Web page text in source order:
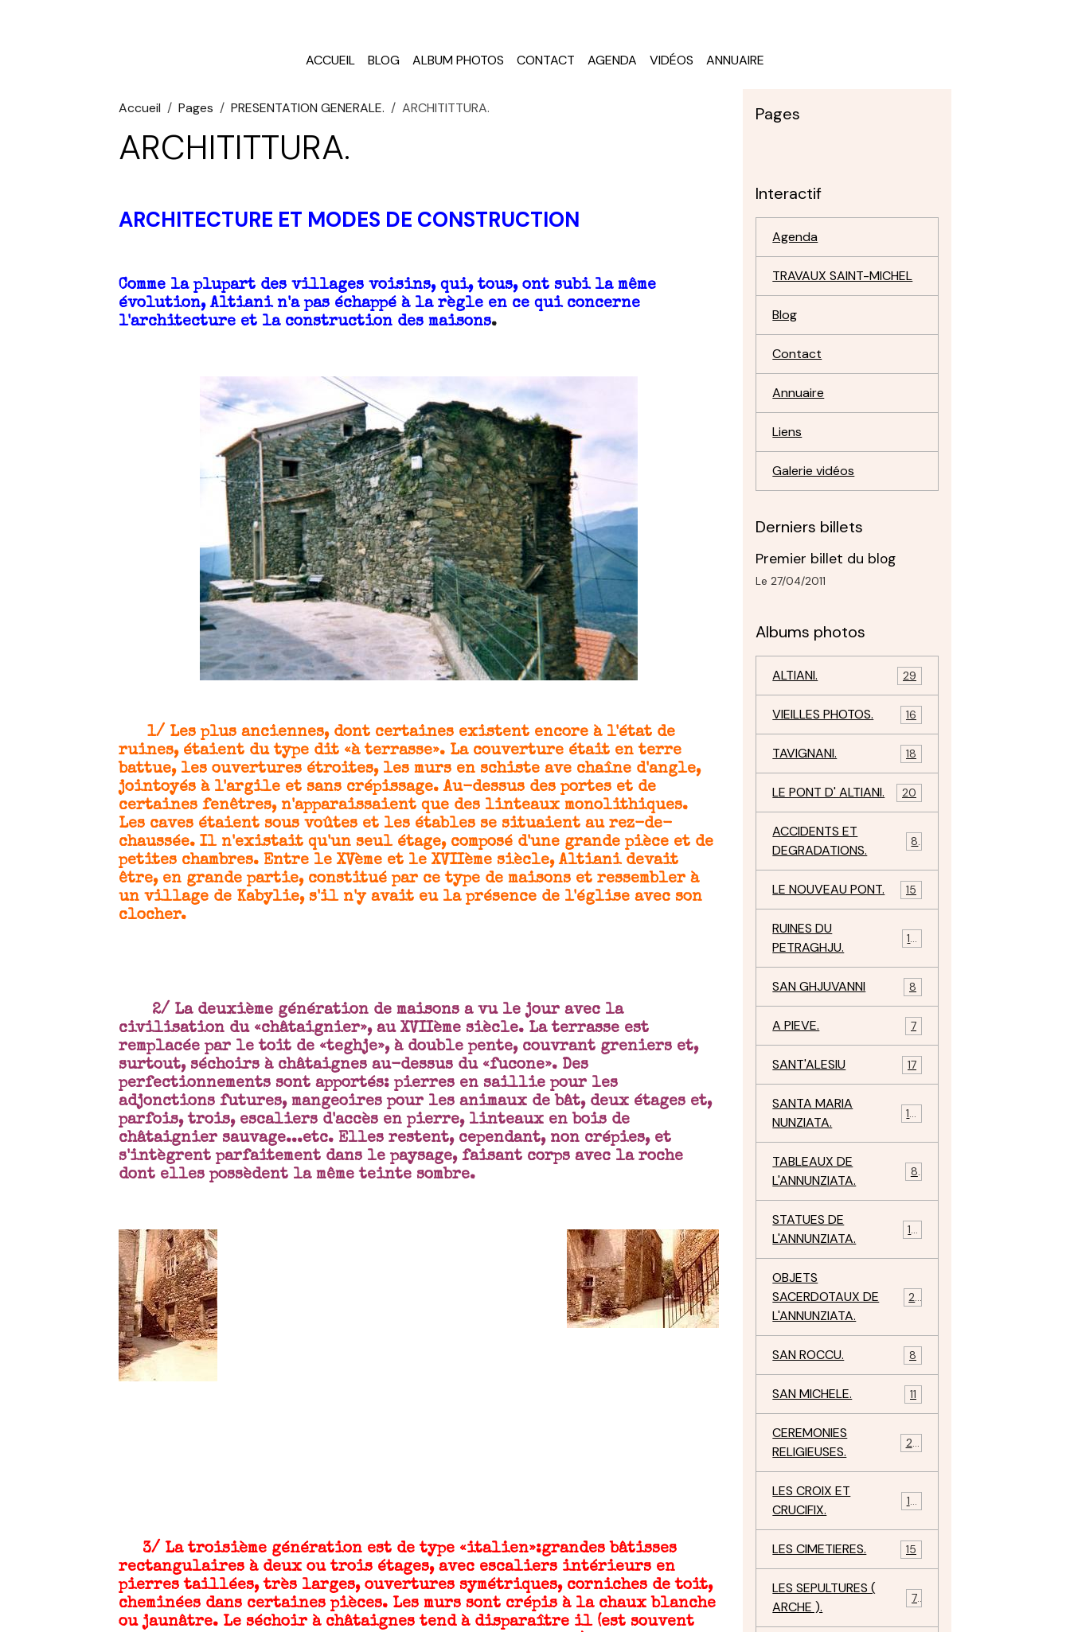
ACCUEIL BLOG ALBUM PHOTOS CONTACT AGENDA VIDÉOS ANNUAIRE
Accueil Pages PRESENTATION GENERALE. ARCHITITTURA.
ARCHITITTURA.
ARCHITECTURE ET MODES DE CONSTRUCTION
Comme la plupart des villages voisins, qui, tous, ont subi la même
évolution, Altiani n'a pas échappé à la règle en ce qui concerne
l'architecture et la construction des maisons.
1/ Les plus anciennes, dont certaines existent encore à l'état de
ruines, étaient du type dit «à terrasse». La couverture était en terre
battue, les ouvertures étroites, les murs en schiste ave chaîne d'angle,
jointoyés à l'argile et sans crépissage. Au-dessus des portes et de
certaines fenêtres, n'apparaissaient que des linteaux monolithiques.
Les caves étaient sous voûtes et les étables se situaient au rez-de-
chaussée. Il n'existait qu'un seul étage, composé d'une grande pièce et de
petites chambres. Entre le XVème et le XVIIème siècle, Altiani devait
être, en grande partie, constitué par ce type de maisons et ressembler à
un village de Kabylie, s'il n'y avait eu la présence de l'église avec son
clocher.
2/ La deuxième génération de maisons a vu le jour avec la
civilisation du «châtaignier», au XVIIème siècle. La terrasse est
remplacée par le toit de «teghje», à double pente, couvrant greniers et,
surtout, séchoirs à châtaignes au-dessus du «fucone». Des
perfectionnements sont apportés: pierres en saillie pour les
adjonctions futures, mangeoires pour les animaux de bât, deux étages et,
parfois, trois, escaliers d'accès en pierre, linteaux en bois de
châtaignier sauvage...etc. Elles restent, cependant, non crépies, et
s'intègrent parfaitement dans le paysage, faisant corps avec la roche
dont elles possèdent lamême teinte sombre.
3/ La troisième génération est de type «italien»:grandes bâtisses
rectangulaires à deux ou trois étages, avec escaliers intérieurs en
pierres taillées, très larges, ouvertures symétriques, corniches de toit,
cheminées dans certaines pièces. Les murs sont crépis à la chaux blanche
ou jaunâtre. Le séchoir à châtaignes tend à disparaître il (est souvent
Pages
Interactif
Agenda
TRAVAUX SAINT-MICHEL
Blog
Contact
Annuaire
Liens
Galerie vidéos
Derniers billets
Premier billet du blog
Le 27/04/2011
Albums photos
ALTIANI. 29
VIEILLES PHOTOS. 16
TAVIGNANI. 18
LE PONT D' ALTIANI. 20
ACCIDENTS ET
DEGRADATIONS.
8
LE NOUVEAU PONT. 15
RUINES DU
PETRAGHJU.
12
SAN GHJUVANNI 8
A PIEVE. 7
SANT'ALESIU 17
SANTA MARIA
NUNZIATA.
10
TABLEAUX DE
L'ANNUNZIATA.
8
STATUES DE
L'ANNUNZIATA.
15
OBJETS
SACERDOTAUX DE
L'ANNUNZIATA.
24
SAN ROCCU. 8
SAN MICHELE. 11
CEREMONIES
RELIGIEUSES.
23
LES CROIX ET
CRUCIFIX.
18
LES CIMETIERES. 15
LES SEPULTURES (
ARCHE ).
7